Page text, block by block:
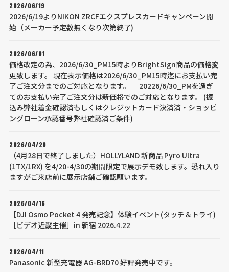
2026/06/19
2026/6/19よりNIKON ZRCFエクスプレスカードキャンペーン開
始（メーカー予定数無くなり次第終了)
2026/06/01
価格改定の為、2026/6/30_PM15時よりBrightSign商品の価格変
更致します。 現在表示価格は2026/6/30_PM15時迄にお支払い完
了ご注文分までのご対応となります。 20226/6/30_PMを過ぎ
てのお支払い完了ご注文分は新価格でのご対応となります。 (振
込み弊社着金確認済もしくはクレジットカード決済済・ショッピ
ングローン承認番号弊社確認済ご条件)
2026/04/20
（4月28日で終了しました）HOLLYLAND 新商品 Pyro Ultra
(1TX/1RX) を4/20-4/30の期間限定で展示デモ致します。恐れ入り
ますがご来店前に展示店舗ご確認願います。
2026/04/16
【DJI Osmo Pocket 4 発売記念】体験イベント(タッチ＆トライ)
［ビデオ近畿主催］in 新宿 2026.4.22
2026/04/11
Panasonic 新型充電器 AG-BRD70 好評発売中です。